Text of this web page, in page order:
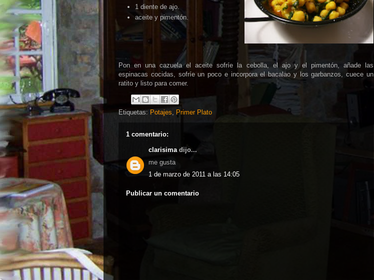
1 diente de ajo.
aceite y pimentón.
Pon en una cazuela el aceite sofríe la cebolla, el ajo y el pimentón, añade las
espinacas cocidas, sofríe un poco e incorpora el bacalao y los garbanzos, cuece un
ratito y listo para comer.
Etiquetas: Potajes, Primer Plato
1 comentario:
clarisimadijo...
me gusta
1 de marzo de 2011 a las 14:05
Publicar un comentario